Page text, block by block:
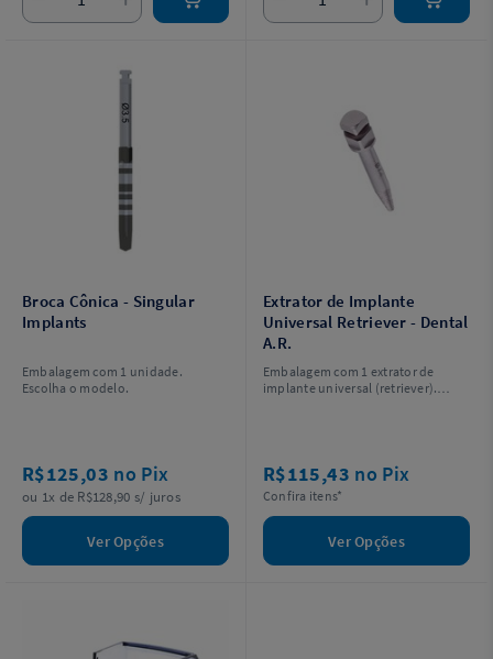
Broca Cônica - Singular
Implants
Embalagem com 1 unidade.
Escolha o modelo.
R$125,03 no Pix
ou 1x de R$128,90 s/ juros
Ver Opções
Extrator de Implante
Universal Retriever - Dental
A.R.
Embalagem com 1 extrator de
implante universal (retriever).
R$115,43 no Pix
Confira itens*
Ver Opções